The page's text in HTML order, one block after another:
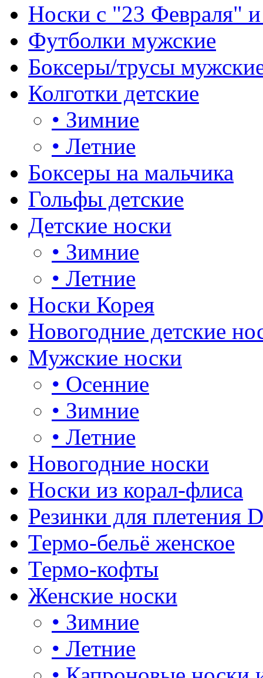
Носки с "23 Февраля"
Футболки мужские
Боксеры/трусы
Колготки детские
• Зимние
• Летние
Боксеры на мальчика
Гольфы детские
Детские носки
• Зимние
• Летние
Носки Корея
Новогодние детские
Мужские носки
• Осенние
• Зимние
• Летние
Новогодние носки
Носки из корал-флиса
Резинки для плетения
Термо-бельё женское
Термо-кофты
Женские носки
• Зимние
• Летние